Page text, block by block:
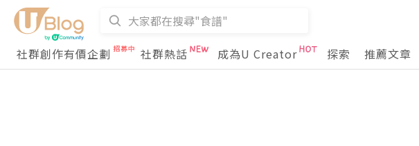
社群創作有價企劃 社群熱話 成為U Creator 探索 推薦文章